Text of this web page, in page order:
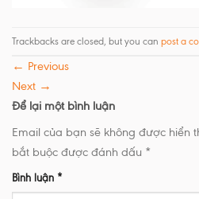
Trackbacks are closed, but you can post a
← Previous
Next →
Để lại một bình luận
Email của bạn sẽ không được hiển
bắt buộc được đánh dấu *
Bình luận *